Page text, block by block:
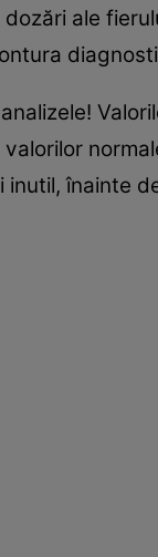
ale
înainte